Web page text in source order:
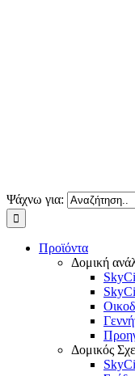
Ψάχνω για:
Προϊόντα
Δομική
Δομικός